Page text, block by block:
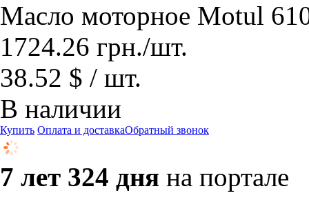
Масло моторное Motul
1724.26 грн./шт.
38.52 $ / шт.
В наличии
Купить Оплата и доставкаОбратный звонок
7 лет 324 дня на портале